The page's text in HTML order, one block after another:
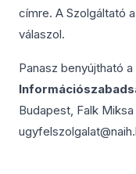
címre. A Szolgáltató
válaszol.
Panasz benyújtható a
Budapest, Falk